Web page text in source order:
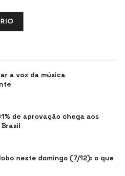
a voz da música
de aprovação chega aos
neste domingo (7/12): o que